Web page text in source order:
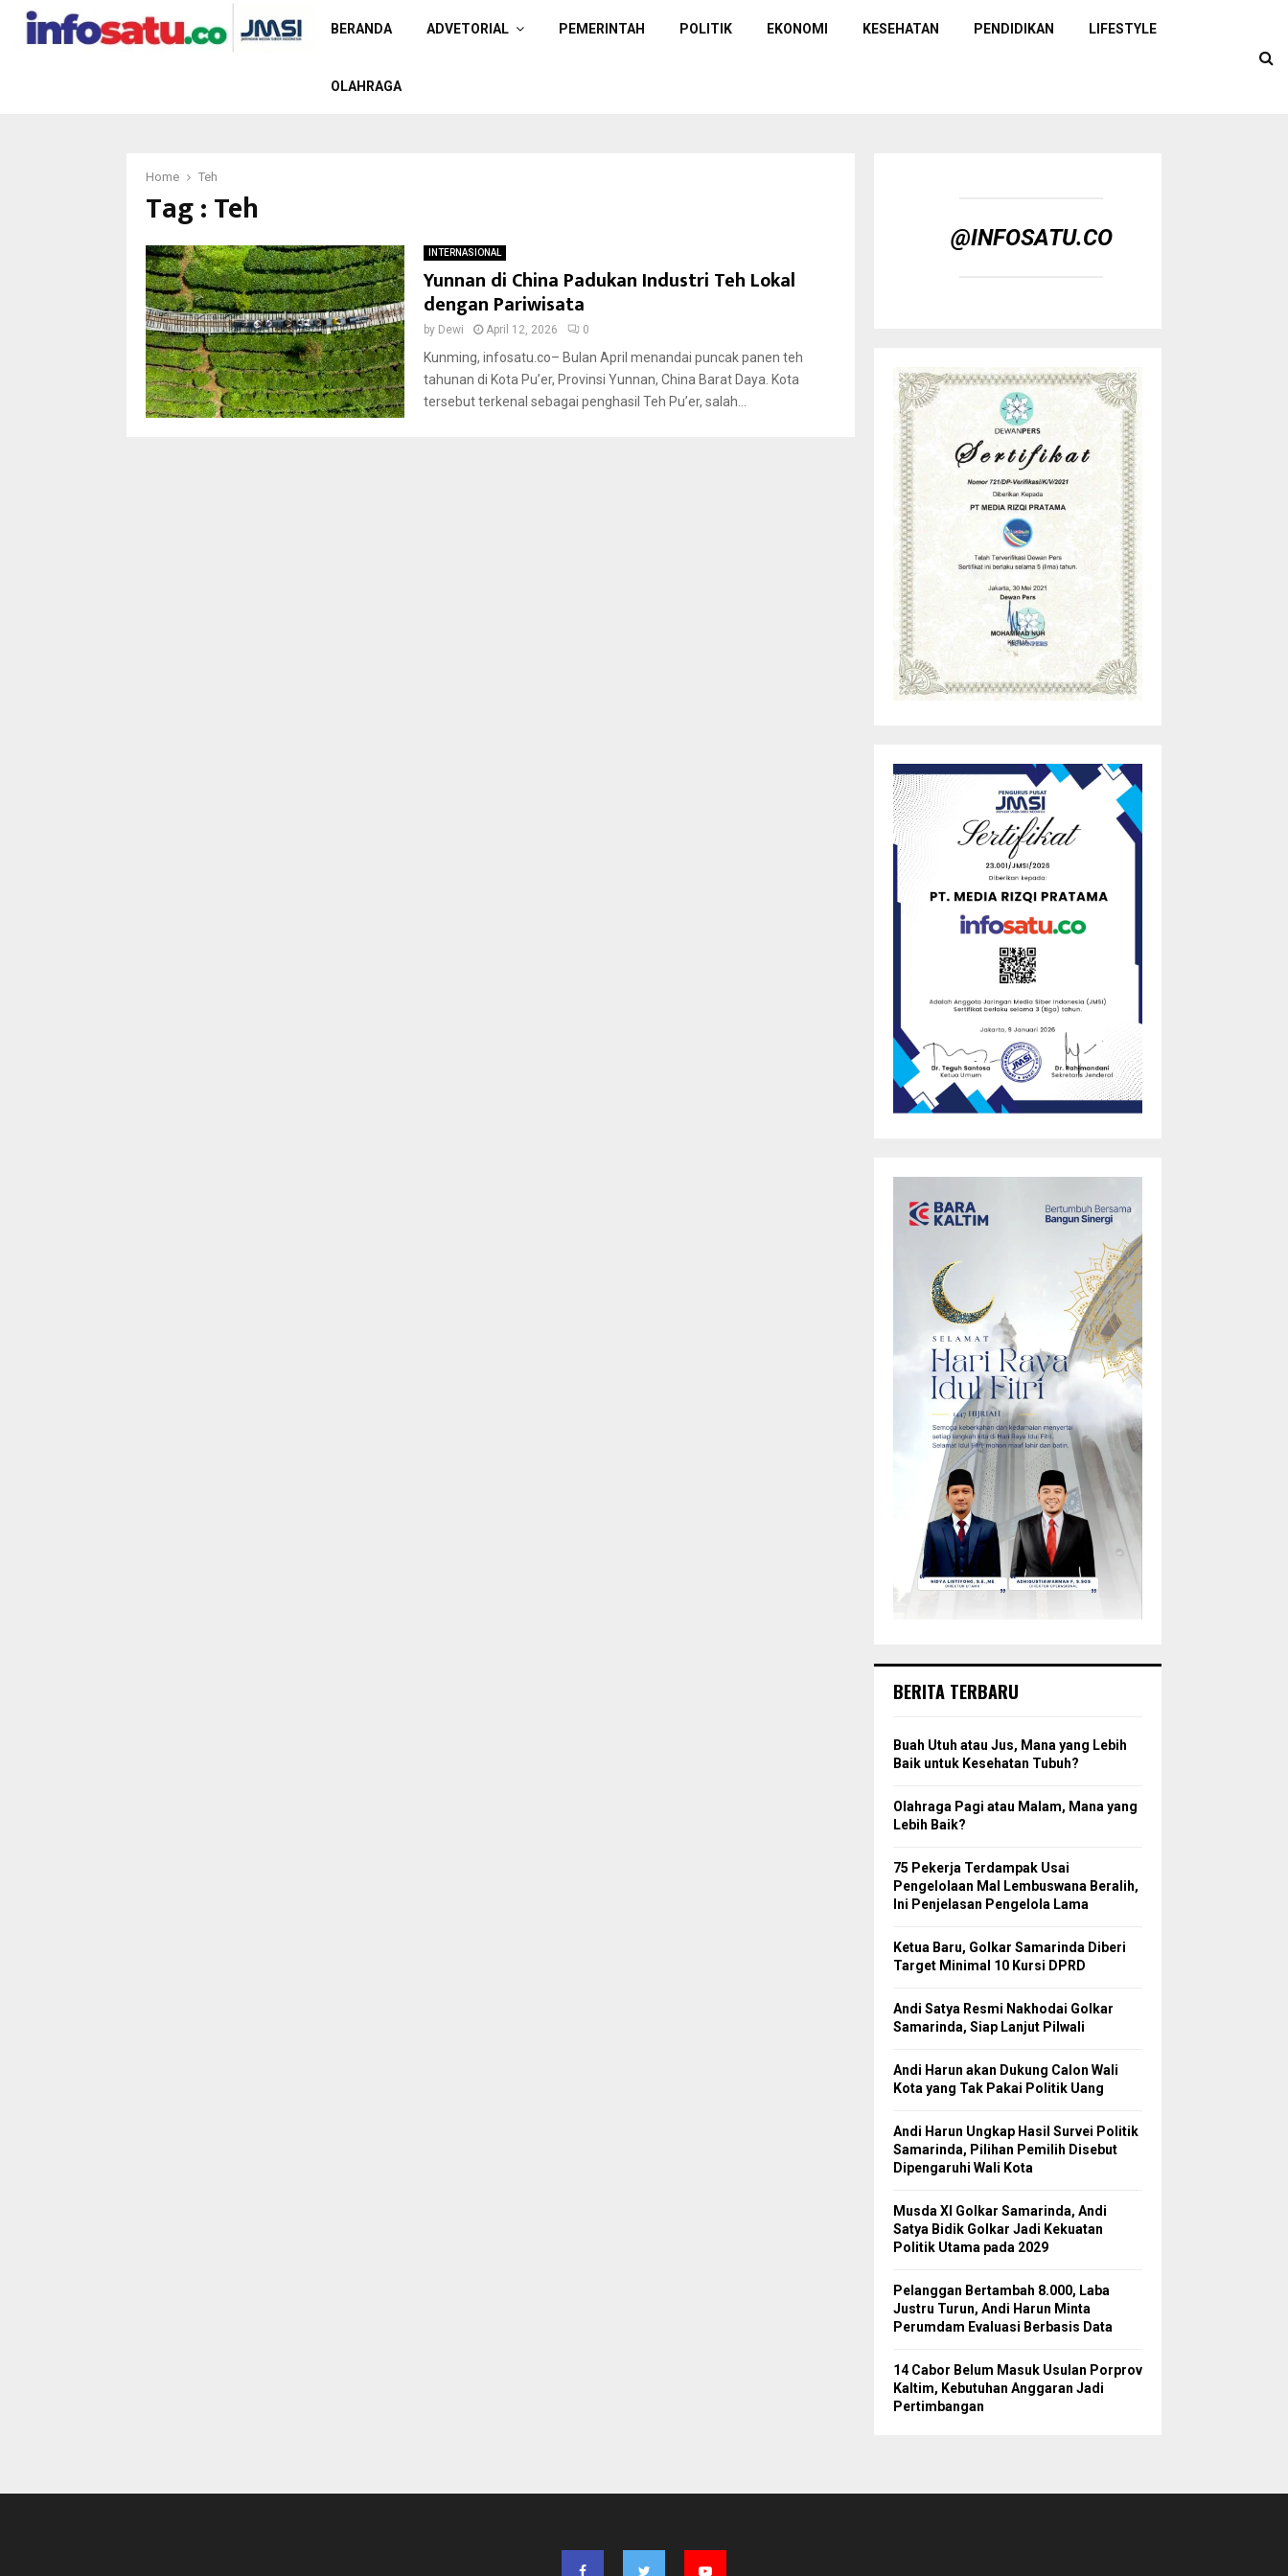
BERANDA ADVETORIAL PEMERINTAH POLITIK EKONOMI KESEHATAN PENDIDIKAN LIFESTYLE
OLAHRAGA
Home Teh
Tag : Teh
INTERNASIONAL
Yunnan di China Padukan Industri Teh Lokal
dengan Pariwisata
by Dewi April 12, 2026 0
Kunming, infosatu.co– Bulan April menandai puncak panen teh
tahunan di Kota Pu’er, Provinsi Yunnan, China Barat Daya. Kota
tersebut terkenal sebagai penghasil Teh Pu’er, salah...
@INFOSATU.CO
BERITA TERBARU
Buah Utuh atau Jus, Mana yang Lebih
Baik untuk Kesehatan Tubuh?
Olahraga Pagi atau Malam, Mana yang
Lebih Baik?
75 Pekerja Terdampak Usai
Pengelolaan Mal Lembuswana Beralih,
Ini Penjelasan Pengelola Lama
Ketua Baru, Golkar Samarinda Diberi
Target Minimal 10 Kursi DPRD
Andi Satya Resmi Nakhodai Golkar
Samarinda, Siap Lanjut Pilwali
Andi Harun akan Dukung Calon Wali
Kota yang Tak Pakai Politik Uang
Andi Harun Ungkap Hasil Survei Politik
Samarinda, Pilihan Pemilih Disebut
Dipengaruhi Wali Kota
Musda XI Golkar Samarinda, Andi
Satya Bidik Golkar Jadi Kekuatan
Politik Utama pada 2029
Pelanggan Bertambah 8.000, Laba
Justru Turun, Andi Harun Minta
Perumdam Evaluasi Berbasis Data
14 Cabor Belum Masuk Usulan Porprov
Kaltim, Kebutuhan Anggaran Jadi
Pertimbangan